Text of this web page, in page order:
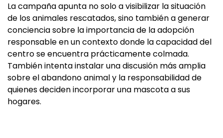
La campaña apunta no solo a visibilizar la situación
de los animales rescatados, sino también a generar
conciencia sobre la importancia de la adopción
responsable en un contexto donde la capacidad del
centro se encuentra prácticamente colmada.
También intenta instalar una discusión más amplia
sobre el abandono animal y la responsabilidad de
quienes deciden incorporar una mascota a sus
hogares.